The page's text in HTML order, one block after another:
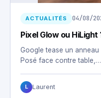
ACTUALITÉS 04/08/
Pixel Glow ou HiLight
Google tease un anneau
Posé face contre table,…
L Laurent